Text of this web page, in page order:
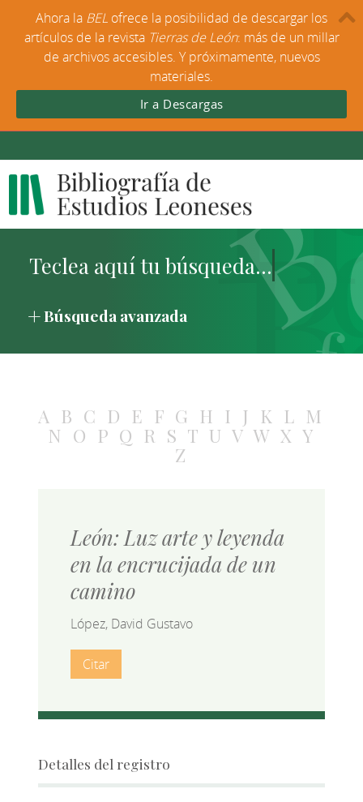
Búsqueda avanzada
A B C D E F G H I J K L M
N O P Q R S T U V W X Y
Z
León: Luz arte y leyenda
en la encrucijada de un
camino
López, David Gustavo
Citar
Detalles del registro
Ahora la BEL ofrece la posibilidad de descargar los
artículos de la revista Tierras de León: más de un millar
de archivos accesibles. Y próximamente, nuevos
materiales.
Ir a Descargas